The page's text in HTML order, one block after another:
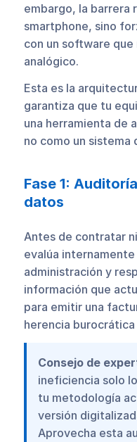
embargo, la barrera
smartphone, sino
con un software
analógico.
Esta es la
garantiza que tu
una herramienta de
no como un sistema
Fase 1:
datos
Antes de contratar
evalúa
administración y
información que
para emitir una
herencia
Consejo de
ineficiencia solo
tu metodología
versión
Aprovecha esta